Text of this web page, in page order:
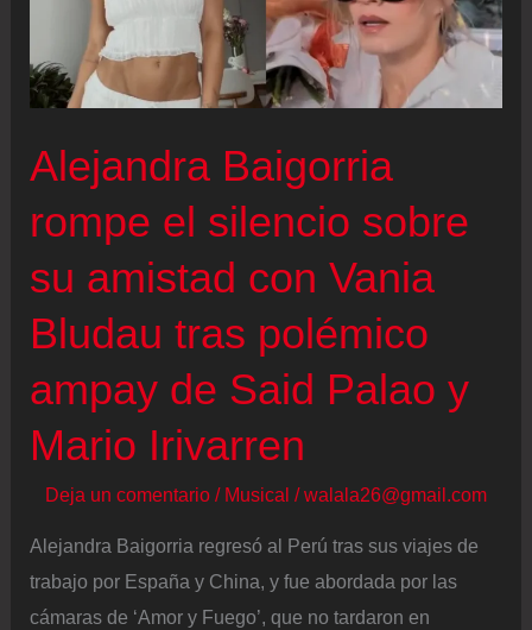
Alejandra Baigorria
rompe el silencio sobre
su amistad con Vania
Bludau tras polémico
ampay de Said Palao y
Mario Irivarren
Deja un comentario / Musical /walala26@gmail.com
Alejandra Baigorria regresó al Perú tras sus viajes de
trabajo por España y China, y fue abordada por las
cámaras de ‘Amor y Fuego’, que no tardaron en